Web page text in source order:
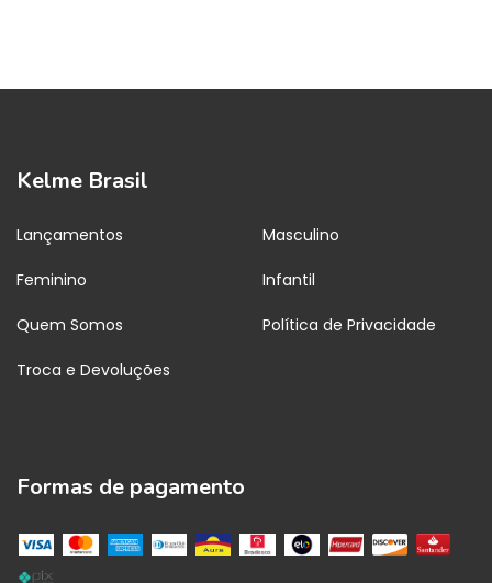
Kelme Brasil
Lançamentos Masculino
Feminino Infantil
Quem Somos Política de Privacidade
Troca e Devoluções
Formas de pagamento